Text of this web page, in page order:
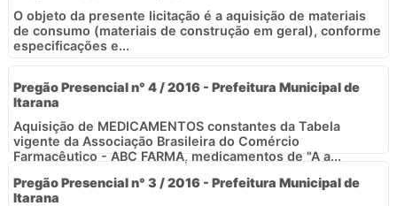
O objeto da presente licitação é a aquisição de materiais
de consumo (materiais de construção em geral), conforme
especificações e...
Pregão Presencial n° 4 / 2016 - Prefeitura Municipal de
Itarana
Aquisição de MEDICAMENTOS constantes da Tabela
vigente da Associação Brasileira do Comércio
Farmacêutico - ABC FARMA, medicamentos de "A a...
Pregão Presencial n° 3 / 2016 - Prefeitura Municipal de
Itarana